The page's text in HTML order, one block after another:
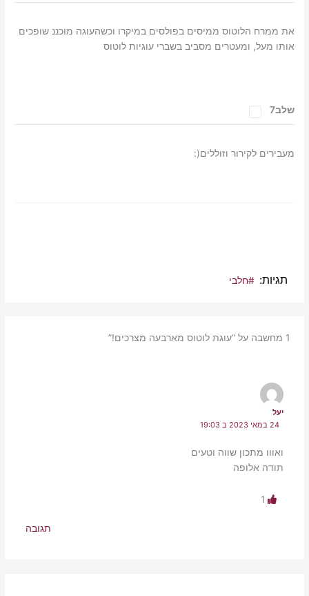
את ממרח הלוטוס ממיסים בפולסים במיקרו וכשהעוגה מוכננ שופכים
אותו מעל, ומעטרים מסביב בשברי עוגיות לוטוס
שלב7
מעבירים לקירור וזוללים(:
תגיות #חלבי
1 מחשבה על “עוגת לוטוס מארבעה מצרכים!”
יעל
24 במאי 2023 ב 19:03
ואווו מתכון שווה וטעים
תודה אלופה
1
תגובה